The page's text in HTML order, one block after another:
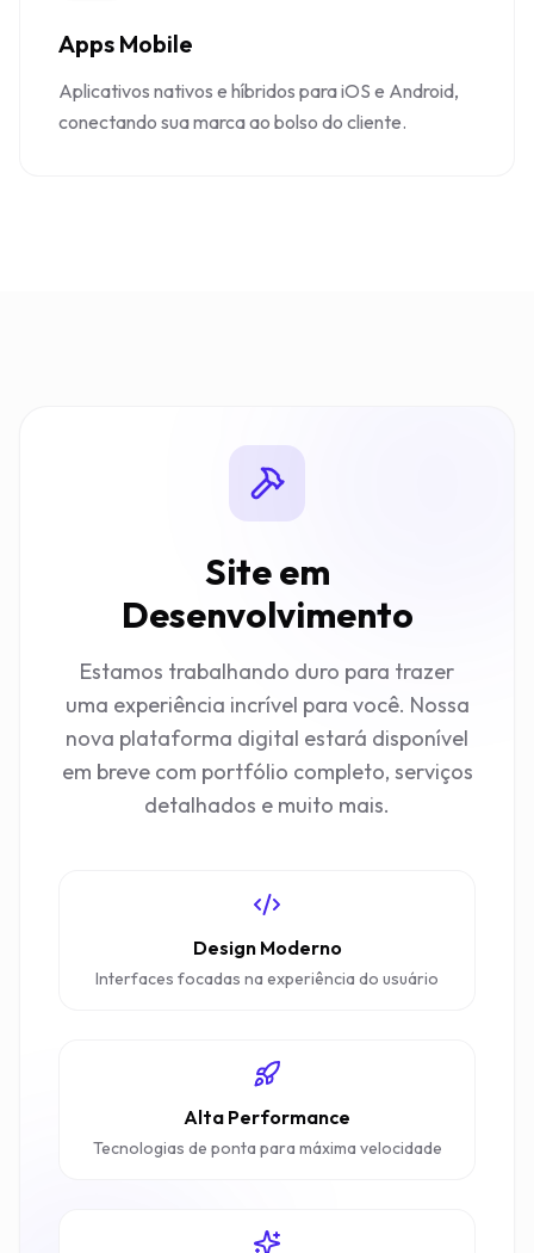
Apps Mobile
Aplicativos nativos e híbridos para iOS e Android,
conectando sua marca ao bolso do cliente.
Site em
Desenvolvimento
Estamos trabalhando duro para trazer
uma experiência incrível para você. Nossa
nova plataforma digital estará disponível
em breve com portfólio completo, serviços
detalhados e muito mais.
Design Moderno
Interfaces focadas na experiência do usuário
Alta Performance
Tecnologias de ponta para máxima velocidade